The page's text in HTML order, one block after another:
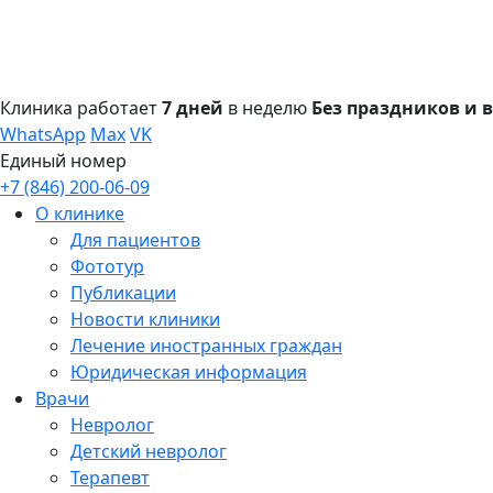
Клиника работает7 дней в неделю Без праздников и
WhatsApp MaxVK
Единый номер
+7 (846) 200-06-09
О клинике
Для пациентов
Фототур
Публикации
Новости клиники
Лечение иностранных граждан
Юридическая информация
Врачи
Невролог
Детский невролог
Терапевт